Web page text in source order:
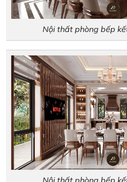
Nội thất phòng bếp
Nội thất phòng bếp